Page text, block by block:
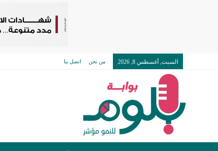
السبت, أغسطس 8, 2026 من نحن اتصل بنا